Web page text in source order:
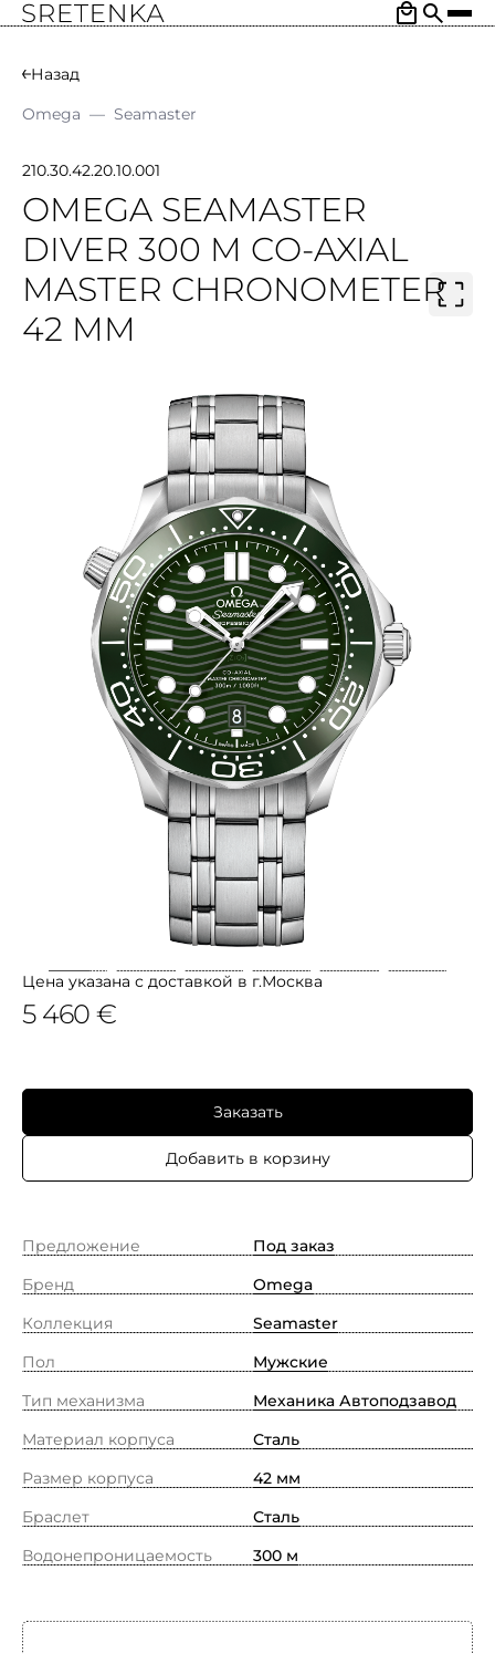
Назад
Omega — Seamaster
210.30.42.20.10.001
OMEGA SEAMASTER
DIVER 300 M CO-AXIAL
MASTER CHRONOMETER
42 MM
Цена указана с доставкой в г.Москва
5 460 €
Заказать
Добавить в корзину
Предложение
Под заказ
Бренд
Omega
Коллекция
Seamaster
Пол
Мужские
Тип механизма
Механика Автоподзавод
Материал корпуса
Сталь
Размер корпуса
42 мм
Браслет
Сталь
Водонепроницаемость
300 м